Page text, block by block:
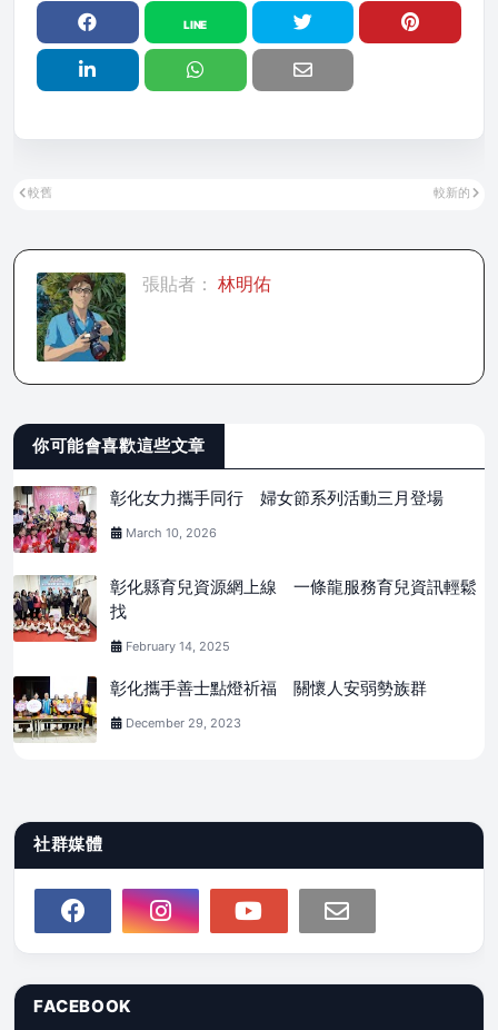
較新的
較舊
張貼者： 林明佑
你可能會喜歡這些文章
彰化女力攜手同行 婦女節系列活動三月登場
March 10, 2026
彰化縣育兒資源網上線 一條龍服務育兒資訊輕鬆
找
February 14, 2025
彰化攜手善士點燈祈福 關懷人安弱勢族群
December 29, 2023
社群媒體
FACEBOOK